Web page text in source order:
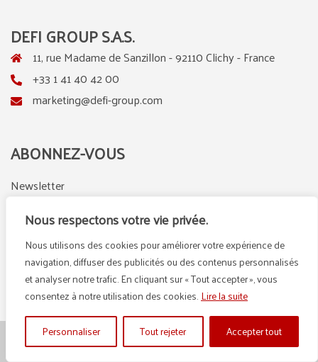
Nous respectons votre vie privée.
Nous utilisons des cookies pour améliorer votre expérience de
navigation, diffuser des publicités ou des contenus personnalisés
et analyser notre trafic. En cliquant sur « Tout accepter », vous
consentez à notre utilisation des cookies.Lire la suite
Personnaliser
Tout rejeter Accepter tout
DEFI GROUP S.A.S.
11, rue Madame de Sanzillon - 92110 Clichy - France
+33 1 41 40 42 00
marketing@defi-group.com
ABONNEZ-VOUS
Newsletter
LinkedIn
Instagram
© {2025} DEFI GROUP